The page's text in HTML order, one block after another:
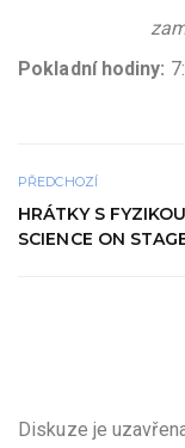
Pokladní hodiny:
PŘEDCHOZÍ
HRÁTKY S
SCIENCE ON
Diskuze je